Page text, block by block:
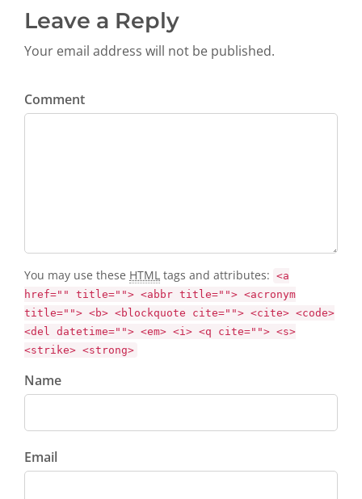
Leave a Reply
Your email address will not be published.
Comment
You may use these HTML tags and attributes: <a
href="" title=""> <abbr title=""> <acronym
title=""> <b> <blockquote cite=""> <cite> <code>
<del datetime=""> <em> <i> <q cite=""> <s>
<strike> <strong>
Name
Email